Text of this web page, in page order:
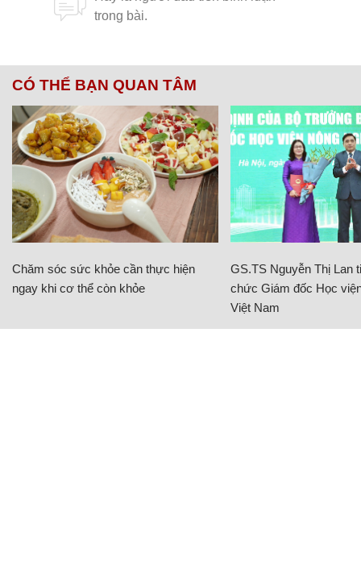
CÓ THỂ BẠN QUAN TÂM
Chăm sóc sức khỏe cần thực hiện
ngay khi cơ thể còn khỏe
GS.TS Nguyễn Thị Lan
chức Giám đốc Học
Việt Nam